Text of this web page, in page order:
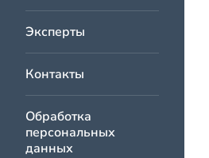
Эксперты
Контакты
Обработка
персональных
данных